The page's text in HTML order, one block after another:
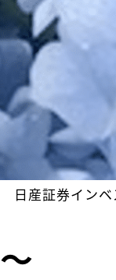
日産証券イン